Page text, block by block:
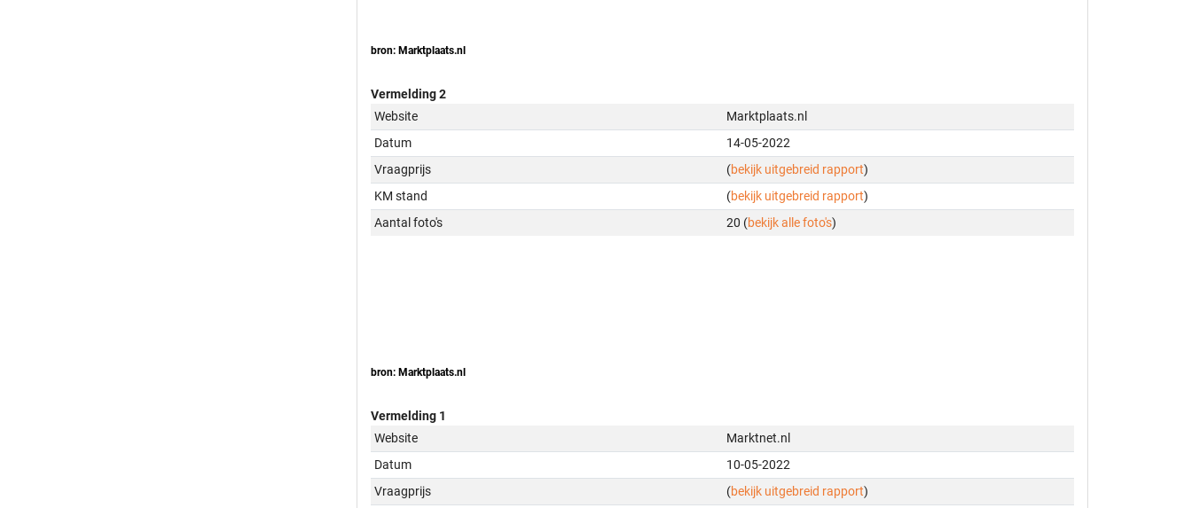
bron: Marktplaats.nl
Vermelding 2
Website
Marktplaats.nl
Datum
14-05-2022
Vraagprijs
(bekijk uitgebreid rapport)
KM stand
(bekijk uitgebreid rapport)
Aantal foto's
20 (bekijk alle foto's)
bron: Marktplaats.nl
Vermelding 1
Website
Marktnet.nl
Datum
10-05-2022
Vraagprijs
(bekijk uitgebreid rapport)